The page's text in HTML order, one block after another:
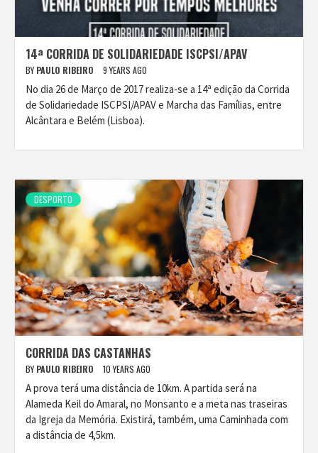
14ª CORRIDA DE SOLIDARIEDADE ISCPSI/APAV
BY PAULO RIBEIRO 9 YEARS AGO
No dia 26 de Março de 2017 realiza-se a 14ª edição da Corrida
de Solidariedade ISCPSI/APAV e Marcha das Famílias, entre
Alcântara e Belém (Lisboa).
DESPORTO
CORRIDA DAS CASTANHAS
BY PAULO RIBEIRO 10 YEARS AGO
A prova terá uma distância de 10km. A partida será na
Alameda Keil do Amaral, no Monsanto e a meta nas traseiras
da Igreja da Memória. Existirá, também, uma Caminhada com
a distância de 4,5km.